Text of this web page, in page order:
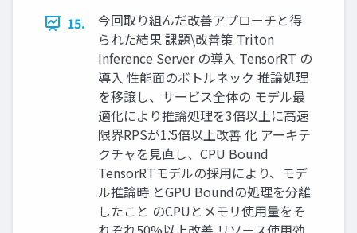
15.
今回取り組んだ改善アプローチと得
られた結果 課題\改善策 Triton
Inference Server の導入 TensorRT の
導入 性能面のボトルネック 推論処理
を移譲し、サービス全体の モデル最
適化により推論処理を3倍以上に高速
限界RPSが1̀.5倍以上改善 化 アーキテ
クチャを見直し、CPU Bound
TensorRTモデルの採用により、モデ
ル推論時 とGPU Boundの処理を分離
したこと のCPUとメモリ使用量をそ